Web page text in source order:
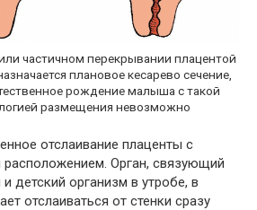
частичном перекрывании плацентой
плановое кесарево сечение,
рождение малыша с такой
размещения невозможно
отслаивание плаценты с
Орган, связующий
детский организм в утробе, в
отслаиваться от стенки сразу